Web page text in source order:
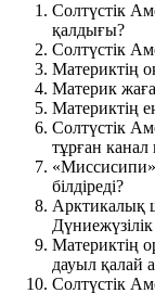
Солтүстік
қалдығы?
Солтүстік
Материктің
Материк
Материктің
Солтүстік
тұрған канал
«Миссисипи»
білдіреді?
Арктикалық
Материктің
дауыл қалай
Солтүстік